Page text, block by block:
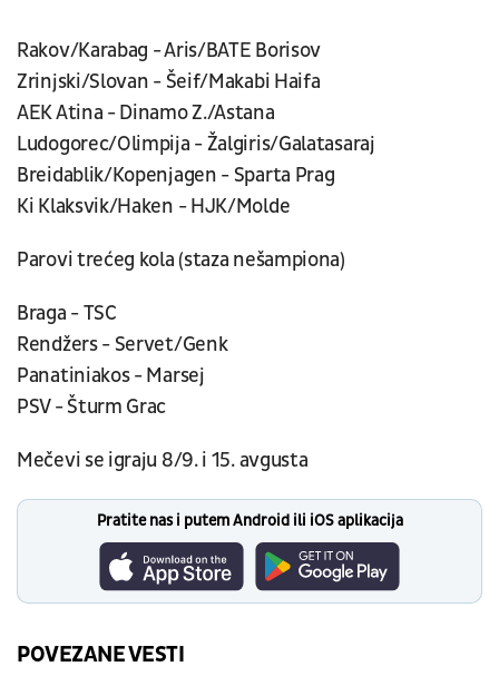
Rakov/Karabag - Aris/BATE Borisov
Zrinjski/Slovan - Šeif/Makabi Haifa
AEK Atina - Dinamo Z./Astana
Ludogorec/Olimpija - Žalgiris/Galatasaraj
Breidablik/Kopenjagen - Sparta Prag
Ki Klaksvik/Haken - HJK/Molde
Parovi trećeg kola (staza nešampiona)
Braga - TSC
Rendžers - Servet/Genk
Panatiniakos - Marsej
PSV - Šturm Grac
Mečevi se igraju 8/9. i 15. avgusta
Pratite nas i putem Android ili iOS aplikacija
POVEZANE VESTI